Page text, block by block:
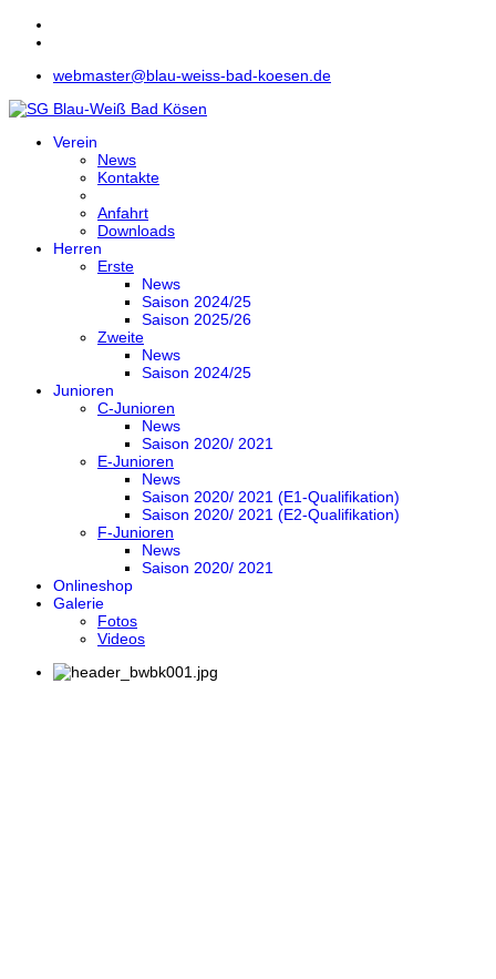
webmaster@blau-weiss-bad-koesen.de
Verein
News
Kontakte
Anfahrt
Downloads
Herren
Erste
News
Saison 2024/25
Saison 2025/26
Zweite
News
Saison 2024/25
Junioren
C-Junioren
News
Saison 2020/ 2021
E-Junioren
News
Saison 2020/ 2021 (E1-Qualifikation)
Saison 2020/ 2021 (E2-Qualifikation)
F-Junioren
News
Saison 2020/ 2021
Onlineshop
Galerie
Fotos
Videos